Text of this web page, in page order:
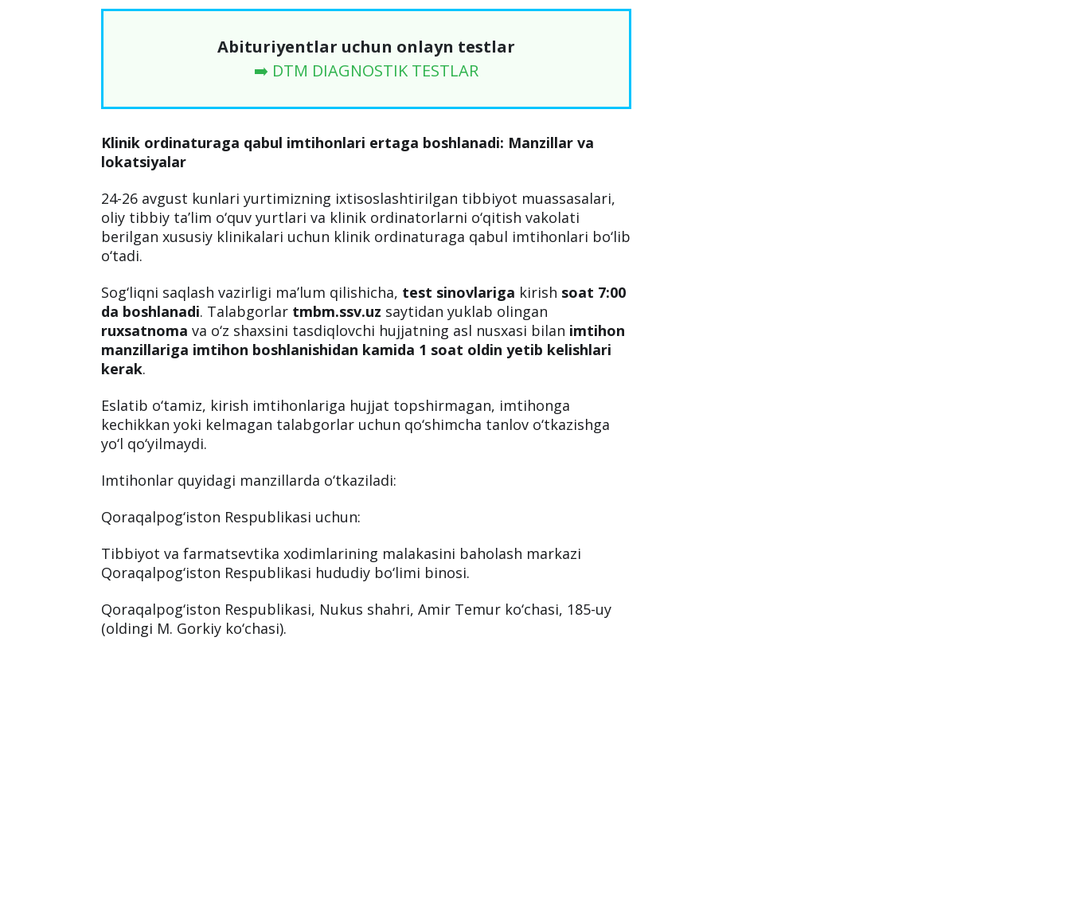
Abituriyentlar uchun onlayn testlar
➡️ DTM DIAGNOSTIK TESTLAR
Klinik ordinaturaga qabul imtihonlari ertaga boshlanadi: Manzillar va
lokatsiyalar
24-26 avgust kunlari yurtimizning ixtisoslashtirilgan tibbiyot muassasalari,
oliy tibbiy ta’lim o‘quv yurtlari va klinik ordinatorlarni o‘qitish vakolati
berilgan xususiy klinikalari uchun klinik ordinaturaga qabul imtihonlari bo‘lib
o‘tadi.
Sog‘liqni saqlash vazirligi ma’lum qilishicha, test sinovlariga kirish soat 7:00
da boshlanadi. Talabgorlar tmbm.ssv.uz saytidan yuklab olingan
ruxsatnoma va o‘z shaxsini tasdiqlovchi hujjatning asl nusxasi bilan imtihon
manzillariga imtihon boshlanishidan kamida 1 soat oldin yetib kelishlari
kerak.
Eslatib o‘tamiz, kirish imtihonlariga hujjat topshirmagan, imtihonga
kechikkan yoki kelmagan talabgorlar uchun qo‘shimcha tanlov o‘tkazishga
yo‘l qo‘yilmaydi.
Imtihonlar quyidagi manzillarda o‘tkaziladi:
Qoraqalpog‘iston Respublikasi uchun:
Tibbiyot va farmatsevtika xodimlarining malakasini baholash markazi
Qoraqalpog‘iston Respublikasi hududiy bo‘limi binosi.
Qoraqalpog‘iston Respublikasi, Nukus shahri, Amir Temur ko‘chasi, 185-uy
(oldingi M. Gorkiy ko‘chasi).